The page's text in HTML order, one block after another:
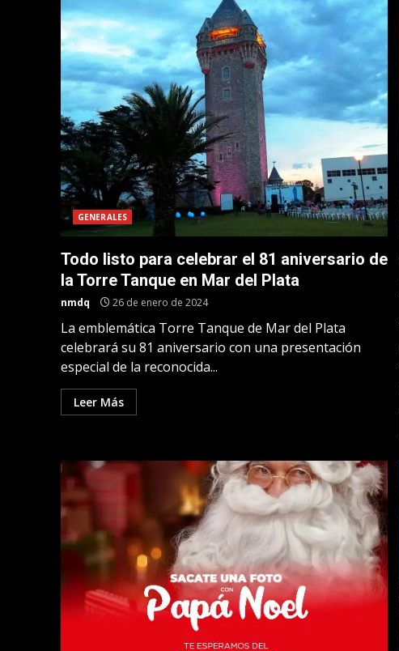
GENERALES
Todo listo para celebrar el 81 aniversario de
la Torre Tanque en Mar del Plata
nmdq 26 de enero de 2024
La emblemática Torre Tanque de Mar del Plata
celebrará su 81 aniversario con una presentación
especial de la reconocida...
Leer Más